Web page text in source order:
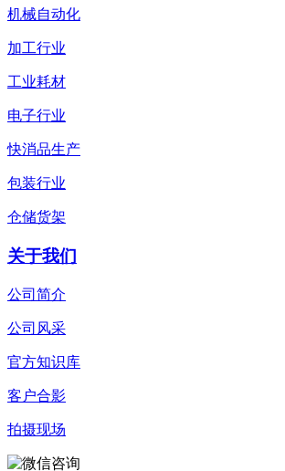
机械自动化
加工行业
工业耗材
电子行业
快消品生产
包装行业
仓储货架
关于我们
公司简介
公司风采
官方知识库
客户合影
拍摄现场